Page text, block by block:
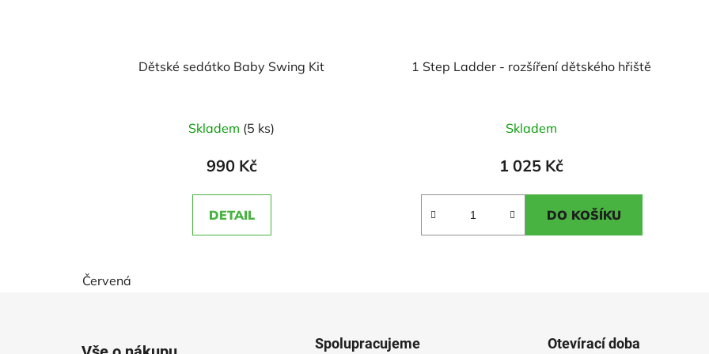
Dětské sedátko Baby Swing Kit
hodnocení
produktu
4,5
z
Skladem (5 ks)
990 Kč
DETAIL
Červená
1 Step Ladder - rozšíření dětského hřiště
hodnocení
produktu
5,0
Skladem
1 025 Kč
DO KOŠÍKU
Spolupracujeme Otevírací doba